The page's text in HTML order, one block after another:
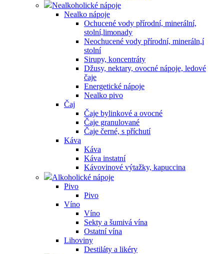
Nealkoholické nápoje
Nealko nápoje
Ochucené vody přírodní, minerální,
stolní,limonady
Neochucené vody přírodní, mineráln,í
stolní
Sirupy, koncentráty
Džusy, nektary, ovocné nápoje, ledové
čaje
Energetické nápoje
Nealko pivo
Čaj
Čaje bylinkové a ovocné
Čaje granulované
Čaje černé, s příchutí
Káva
Káva
Káva instatní
Kávovinové výtažky, kapuccina
Alkoholické nápoje
Pivo
Pivo
Víno
Víno
Sekty a šumivá vína
Ostatní vína
Lihoviny
Destiláty a likéry